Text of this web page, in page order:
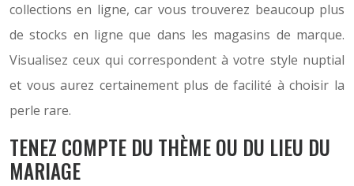
collections en ligne, car vous trouverez beaucoup plus
de stocks en ligne que dans les magasins de marque.
Visualisez ceux qui correspondent à votre style nuptial
et vous aurez certainement plus de facilité à choisir la
perle rare.
TENEZ COMPTE DU THÈME OU DU LIEU DU
MARIAGE